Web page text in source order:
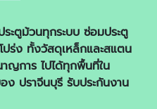
ะตูม้วนทุกระบบ ซ่อมประตู
ร่ง ทั้งวัสดุเหล็กและสแตน
าญการ ไปได้ทุกพื้นที่ใน
ง ปราจีนบุรี รับประกันงาน